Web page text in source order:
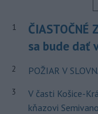
1
ČIASTOČNÉ
sa bude dať
2 POŽIAR V
3
V časti Košice-
kňazovi